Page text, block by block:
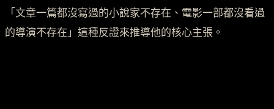
「文章一篇都沒寫過的小說家不存在、電影一部都沒看過
的導演不存在」這種反證來推導他的核心主張。